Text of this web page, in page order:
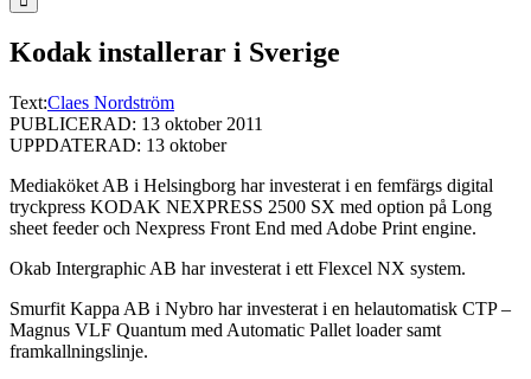
Kodak installerar i Sverige
Text:Claes Nordström
PUBLICERAD: 13 oktober 2011
UPPDATERAD: 13 oktober
Mediaköket AB i Helsingborg har investerat i en femfärgs digital
tryckpress KODAK NEXPRESS 2500 SX med option på Long
sheet feeder och Nexpress Front End med Adobe Print engine.
Okab Intergraphic AB har investerat i ett Flexcel NX system.
Smurfit Kappa AB i Nybro har investerat i en helautomatisk CTP –
Magnus VLF Quantum med Automatic Pallet loader samt
framkallningslinje.